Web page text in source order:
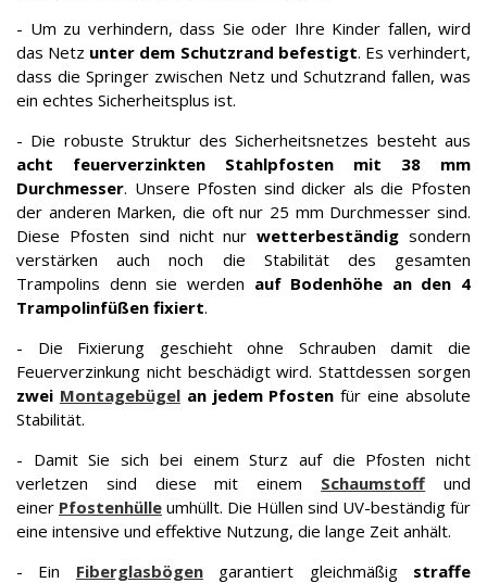
- Um zu verhindern, dass Sie oder Ihre Kinder fallen, wird
das Netz unter dem Schutzrand befestigt. Es verhindert,
dass die Springer zwischen Netz und Schutzrand fallen, was
ein echtes Sicherheitsplus ist.
- Die robuste Struktur des Sicherheitsnetzes besteht aus
acht feuerverzinkten Stahlpfosten mit 38 mm
Durchmesser. Unsere Pfosten sind dicker als die Pfosten
der anderen Marken, die oft nur 25 mm Durchmesser sind.
Diese Pfosten sind nicht nurwetterbeständig sondern
verstärken auch noch die Stabilität des gesamten
Trampolins denn sie werden auf Bodenhöhe an den 4
Trampolinfüßen fixiert.
- Die Fixierung geschieht ohne Schrauben damit die
Feuerverzinkung nicht beschädigt wird. Stattdessen sorgen
zwei Montagebügelan jedem Pfosten für eine absolute
Stabilität.
- Damit Sie sich bei einem Sturz auf die Pfosten nicht
verletzen sind diese mit einem Schaumstoff
und
einer Pfostenhülle umhüllt. Die Hüllen sind UV-beständig für
eine intensive und effektive Nutzung, die lange Zeit anhält.
- Ein Fiberglasbögen garantiert gleichmäßig straffe